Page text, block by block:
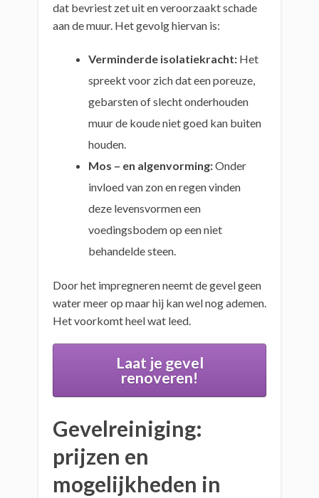
dat bevriest zet uit en veroorzaakt schade
aan de muur. Het gevolg hiervan is:
Verminderde isolatiekracht: Het
spreekt voor zich dat een poreuze,
gebarsten of slecht onderhouden
muur de koude niet goed kan buiten
houden.
Mos – en algenvorming:Onder
invloed van zon en regen vinden
deze levensvormen een
voedingsbodem op een niet
behandelde steen.
Door het impregneren neemt de gevel geen
water meer op maar hij kan wel nog ademen.
Het voorkomt heel wat leed.
Laat je gevel
renoveren!
Gevelreiniging:
prijzen en
mogelijkheden in